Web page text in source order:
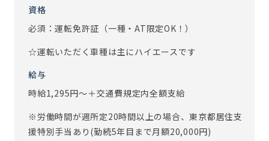
9：10 清掃、洗濯
9：30 備品管理（納品、在庫確認）
10：30 病院へ送迎
11：30 お茶出し、昼食配膳
13：00 新しく入居される方の居室準備
14：00 レクリエーションの準備、サポート
14：30 病院へ送迎
15：30 洗濯物の返却、共同部の清掃
資格
必須：運転免許証（一種・AT限定OK！）
☆運転いただく車種は主にハイエースです
給与
時給1,295円～＋交通費規定内全額支給
※労働時間が週所定20時間以上の場合、東京都居住支
援特別手当あり(勤続5年目まで月額20,000円)